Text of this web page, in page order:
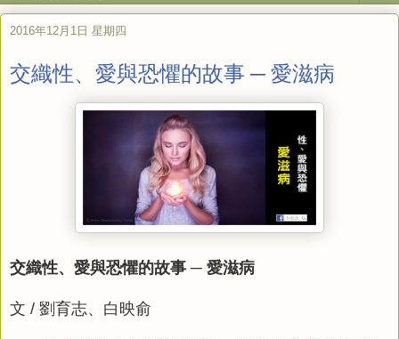
2016年12月1日 星期四
交織性、愛與恐懼的故事 ─ 愛滋病
交織性、愛與恐懼的故事 ─ 愛滋病
文 / 劉育志、白映俞